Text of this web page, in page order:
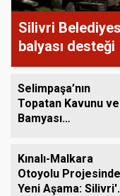
Silivri
balyası desteği
Selimpaşa’nın
Topatan Kavunu ve
Bamyası
Kınalı-Malkara
Otoyolu Projesinde
Yeni Aşama: